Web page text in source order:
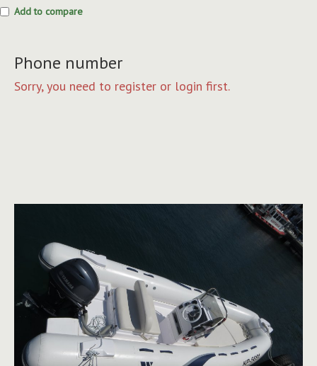
Add to compare
Phone number
Sorry, you need to register or login first.